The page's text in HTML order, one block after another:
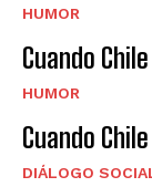
HUMOR
Cuando
HUMOR
Cuando
DIÁLOGO